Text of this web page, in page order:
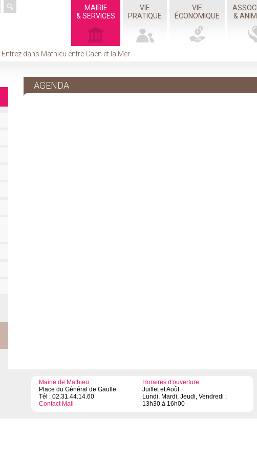
MAIRIE
& SERVICES
VIE
PRATIQUE
VIE
ÉCONOMIQUE
&
Entrez dans Mathieu entre Caen et la Mer
AGENDA
Mairie de Mathieu
Place du Général de Gaulle
Tél : 02.31.44.14.60
Contact Mail
Horaires d'ouverture
Juillet et Août
Lundi, Mardi, Jeudi, Vendredi :
13h30 à 16h00